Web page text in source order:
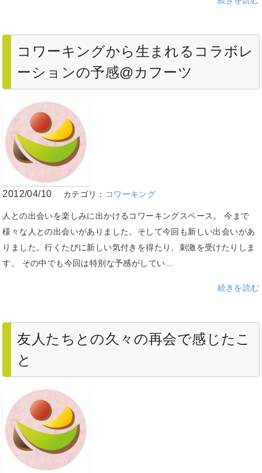
コワーキングから生まれるコラボレ
ーションの予感@カフーツ
2012/04/10 カテゴリ： コワーキング
人との出会いを楽しみに出かけるコワーキングスペース。 今まで
様々な人との出会いがありました。そして今回も新しい出会いがあ
りました。行くたびに新しい気付きを得たり、刺激を受けたりしま
す。 その中でも今回は特別な予感がしてい…
続きを読む
友人たちとの久々の再会で感じたこ
と